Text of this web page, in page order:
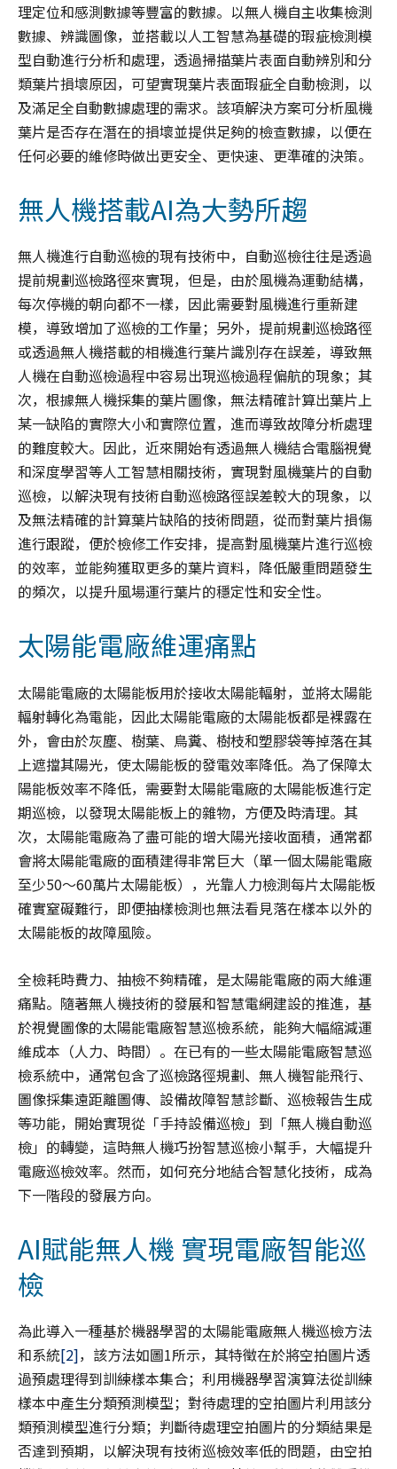
理定位和感測數據等豐富的數據。以無人機自主收集檢測
數據、辨識圖像，並搭載以人工智慧為基礎的瑕疵檢測模
型自動進行分析和處理，透過掃描葉片表面自動辨別和分
類葉片損壞原因，可望實現葉片表面瑕疵全自動檢測，以
及滿足全自動數據處理的需求。該項解決方案可分析風機
葉片是否存在潛在的損壞並提供足夠的檢查數據，以便在
任何必要的維修時做出更安全、更快速、更準確的決策。
無人機搭載AI為大勢所趨
無人機進行自動巡檢的現有技術中，自動巡檢往往是透過
提前規劃巡檢路徑來實現，但是，由於風機為運動結構，
每次停機的朝向都不一樣，因此需要對風機進行重新建
模，導致增加了巡檢的工作量；另外，提前規劃巡檢路徑
或透過無人機搭載的相機進行葉片識別存在誤差，導致無
人機在自動巡檢過程中容易出現巡檢過程偏航的現象；其
次，根據無人機採集的葉片圖像，無法精確計算出葉片上
某一缺陷的實際大小和實際位置，進而導致故障分析處理
的難度較大。因此，近來開始有透過無人機結合電腦視覺
和深度學習等人工智慧相關技術，實現對風機葉片的自動
巡檢，以解決現有技術自動巡檢路徑誤差較大的現象，以
及無法精確的計算葉片缺陷的技術問題，從而對葉片損傷
進行跟蹤，便於檢修工作安排，提高對風機葉片進行巡檢
的效率，並能夠獲取更多的葉片資料，降低嚴重問題發生
的頻次，以提升風場運行葉片的穩定性和安全性。
太陽能電廠維運痛點
太陽能電廠的太陽能板用於接收太陽能輻射，並將太陽能
輻射轉化為電能，因此太陽能電廠的太陽能板都是裸露在
外，會由於灰塵、樹葉、鳥糞、樹枝和塑膠袋等掉落在其
上遮擋其陽光，使太陽能板的發電效率降低。為了保障太
陽能板效率不降低，需要對太陽能電廠的太陽能板進行定
期巡檢，以發現太陽能板上的雜物，方便及時清理。其
次，太陽能電廠為了盡可能的增大陽光接收面積，通常都
會將太陽能電廠的面積建得非常巨大（單一個太陽能電廠
至少50～60萬片太陽能板），光靠人力檢測每片太陽能板
確實窒礙難行，即便抽樣檢測也無法看見落在樣本以外的
太陽能板的故障風險。
全檢耗時費力、抽檢不夠精確，是太陽能電廠的兩大維運
痛點。隨著無人機技術的發展和智慧電網建設的推進，基
於視覺圖像的太陽能電廠智慧巡檢系統，能夠大幅縮減運
維成本（人力、時間）。在已有的一些太陽能電廠智慧巡
檢系統中，通常包含了巡檢路徑規劃、無人機智能飛行、
圖像採集遠距離圖傳、設備故障智慧診斷、巡檢報告生成
等功能，開始實現從「手持設備巡檢」到「無人機自動巡
檢」的轉變，這時無人機巧扮智慧巡檢小幫手，大幅提升
電廠巡檢效率。然而，如何充分地結合智慧化技術，成為
下一階段的發展方向。
AI賦能無人機 實現電廠智能巡
檢
為此導入一種基於機器學習的太陽能電廠無人機巡檢方法
和系統[2]，該方法如圖1所示，其特徵在於將空拍圖片透
過預處理得到訓練樣本集合；利用機器學習演算法從訓練
樣本中產生分類預測模型；對待處理的空拍圖片利用該分
類預測模型進行分類；判斷待處理空拍圖片的分類結果是
否達到預期，以解決現有技術巡檢效率低的問題，由空拍